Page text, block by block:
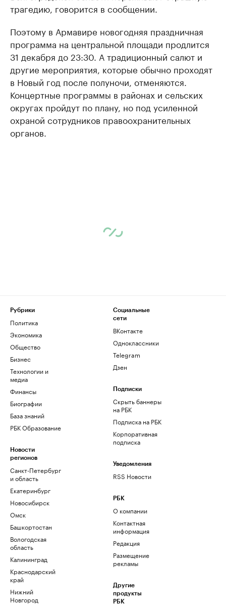
трагедию, говорится в сообщении.
Поэтому в Армавире новогодняя праздничная
программа на центральной площади продлится
31 декабря до 23:30. А традиционный салют и
другие мероприятия, которые обычно проходят
в Новый год после полуночи, отменяются.
Концертные программы в районах и сельских
округах пройдут по плану, но под усиленной
охраной сотрудников правоохранительных
органов.
Рубрики
Политика
Экономика
Общество
Бизнес
Технологии и
медиа
Финансы
Биографии
База знаний
РБК Образование
Новости
регионов
Санкт-Петербург
и область
Екатеринбург
Новосибирск
Омск
Башкортостан
Вологодская
область
Калининград
Краснодарский
край
Нижний
Новгород
Социальные
сети
ВКонтакте
Одноклассники
Telegram
Дзен
Подписки
Скрыть баннеры
на РБК
Подписка на РБК
Корпоративная
подписка
Уведомления
RSS Новости
РБК
О компании
Контактная
информация
Редакция
Размещение
рекламы
Другие
продукты
РБК